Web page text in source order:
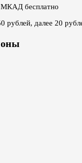
МКАД бесплатно
далее 20